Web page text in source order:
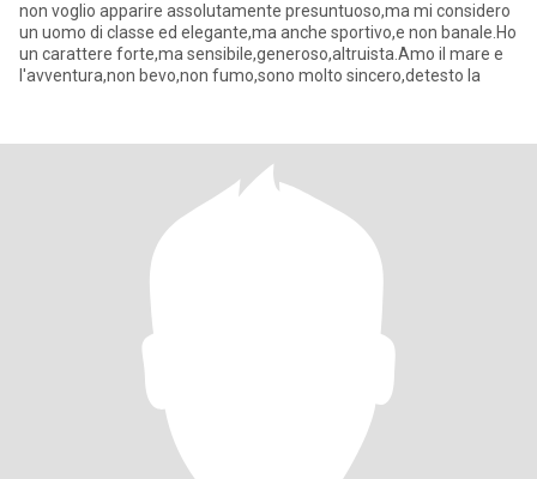
non voglio apparire assolutamente presuntuoso,ma mi considero
un uomo di classe ed elegante,ma anche sportivo,e non banale.Ho
un carattere forte,ma sensibile,generoso,altruista.Amo il mare e
l'avventura,non bevo,non fumo,sono molto sincero,detesto la